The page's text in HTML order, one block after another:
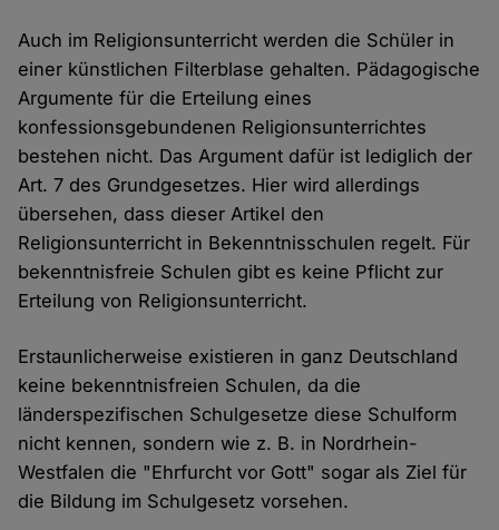
Auch im Religionsunterricht werden die Schüler in
einer künstlichen Filterblase gehalten. Pädagogische
Argumente für die Erteilung eines
konfessionsgebundenen Religionsunterrichtes
bestehen nicht. Das Argument dafür ist lediglich der
Art. 7 des Grundgesetzes. Hier wird allerdings
übersehen, dass dieser Artikel den
Religionsunterricht in Bekenntnisschulen regelt. Für
bekenntnisfreie Schulen gibt es keine Pflicht zur
Erteilung von Religionsunterricht.
Erstaunlicherweise existieren in ganz Deutschland
keine bekenntnisfreien Schulen, da die
länderspezifischen Schulgesetze diese Schulform
nicht kennen, sondern wie z. B. in Nordrhein-
Westfalen die "Ehrfurcht vor Gott" sogar als Ziel für
die Bildung im Schulgesetz vorsehen.